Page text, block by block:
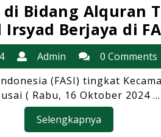
di Bidang Alquran
Irsyad Berjaya di
18
October
2024
Admin Admin0 Comments
(FASI) tingkat
( Rabu, 16 Oktober 2024 ...
SelengkapnyaSelengkapnya